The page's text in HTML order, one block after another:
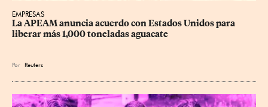
EMPRESAS
La APEAM anuncia acuerdo con Estados Unidos para
liberar más 1,000 toneladas aguacate
Por Reuters